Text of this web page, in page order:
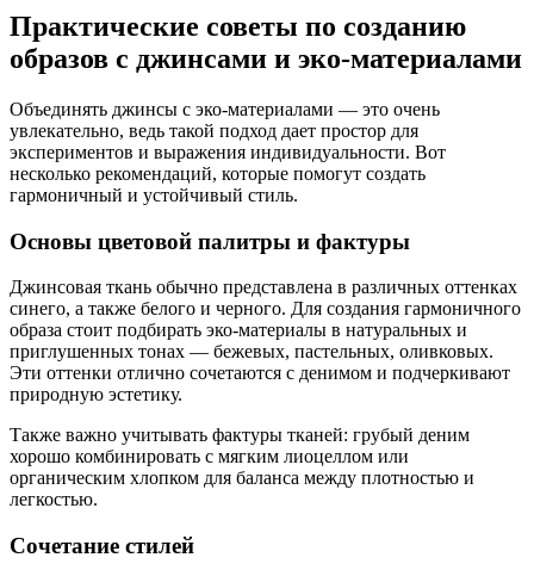
Практические советы по созданию
образов с джинсами и эко-материалами
Объединять джинсы с эко-материалами — это очень
увлекательно, ведь такой подход дает простор для
экспериментов и выражения индивидуальности. Вот
несколько рекомендаций, которые помогут создать
гармоничный и устойчивый стиль.
Основы цветовой палитры и фактуры
Джинсовая ткань обычно представлена в различных оттенках
синего, а также белого и черного. Для создания гармоничного
образа стоит подбирать эко-материалы в натуральных и
приглушенных тонах — бежевых, пастельных, оливковых.
Эти оттенки отлично сочетаются с денимом и подчеркивают
природную эстетику.
Также важно учитывать фактуры тканей: грубый деним
хорошо комбинировать с мягким лиоцеллом или
органическим хлопком для баланса между плотностью и
легкостью.
Сочетание стилей